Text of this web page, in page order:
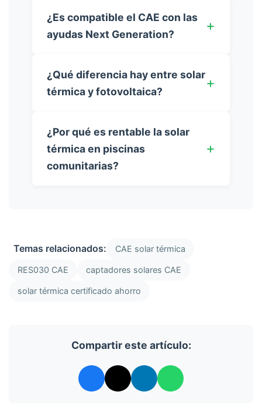
¿Es compatible el CAE con las
ayudas Next Generation?
¿Qué diferencia hay entre solar
térmica y fotovoltaica?
¿Por qué es rentable la solar
térmica en piscinas
comunitarias?
Temas relacionados: CAE solar térmica
RES030 CAE captadores solares CAE
solar térmica certificado ahorro
Compartir este artículo: